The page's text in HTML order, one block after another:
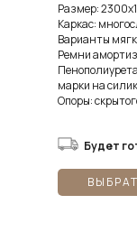
Размер:
Каркас:
Варианты
Ремни
марки на
Опоры:
Будет